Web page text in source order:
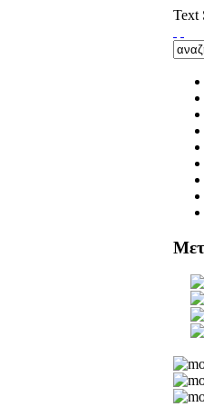
Text